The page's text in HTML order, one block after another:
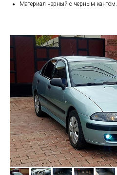
Материал черный с черным кантом.